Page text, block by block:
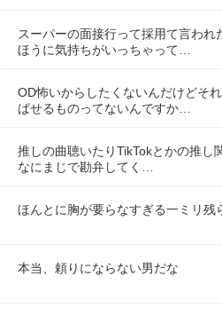
スーパーの面接行って採用て言わ
ほうに気持ちがいっちゃって…
OD怖いからしたくないんだけどそ
ばせるものってないんですか…
推しの曲聴いたりTikTokとかの推し
なにまじで勘弁してく…
ほんとに胸が要らなすぎる一ミリ残
本当、頼りにならない男だな